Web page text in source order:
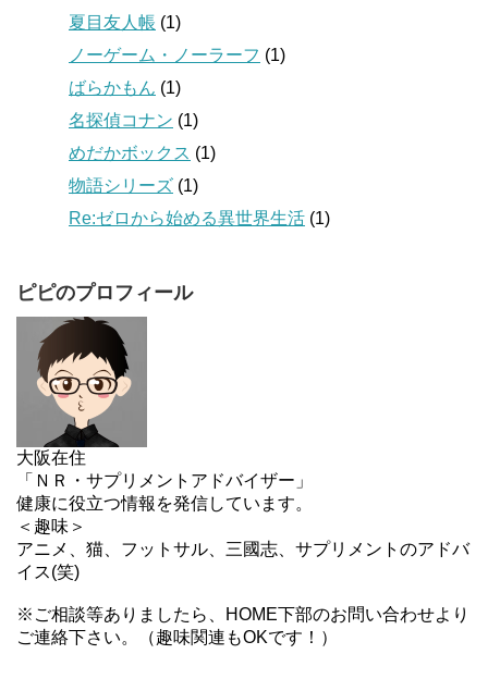
夏目友人帳 (1)
ノーゲーム・ノーラーフ (1)
ばらかもん (1)
名探偵コナン (1)
めだかボックス (1)
物語シリーズ (1)
Re:ゼロから始める異世界生活 (1)
ピピのプロフィール
大阪在住
「ＮＲ・サプリメントアドバイザー」
健康に役立つ情報を発信しています。
＜趣味＞
アニメ、猫、フットサル、三國志、サプリメントのアドバ
イス(笑)
※ご相談等ありましたら、HOME下部のお問い合わせより
ご連絡下さい。（趣味関連もOKです！）